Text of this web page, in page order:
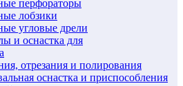
перфораторы
лобзики
угловые дрели
и оснастка для
отрезания и полирования
оснастка и приспособления